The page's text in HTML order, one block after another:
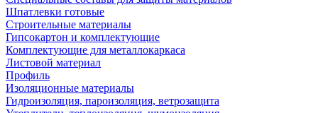
Шпатлевки готовые
Строительные материалы
Гипсокартон и комплектующие
Комплектующие для металлокаркаса
Листовой материал
Профиль
Изоляционные материалы
Гидроизоляция, пароизоляция, ветрозащита